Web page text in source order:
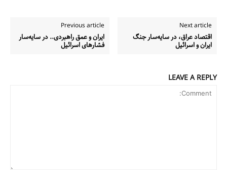
Previous article
ایران و عمق راهبردی.. در سایه‌سار
فشارهای اسرائیل
Next article
اقتصاد عراق، در سایه‌سار جنگ
ایران و اسرائیل
LEAVE A REPLY